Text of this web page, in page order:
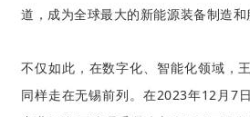
道， 成为全球最大的新能源装备制造和
不仅如此，在数字化、智能化领域，
同样走在无锡前列。在2023年12月7